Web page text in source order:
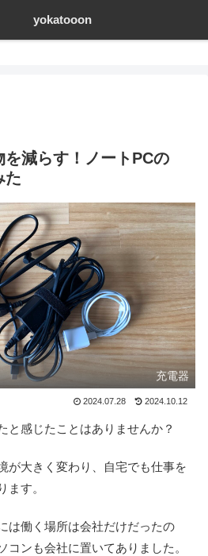
yokatooon
減らす！ノートPCの
た
充電器
2024.07.28 2024.10.12
と感じたことはありませんか？
が大きく変わり、自宅でも仕事を
ます。
は働く場所は会社だけだったの
コンも会社に置いてありました。
yokatooon